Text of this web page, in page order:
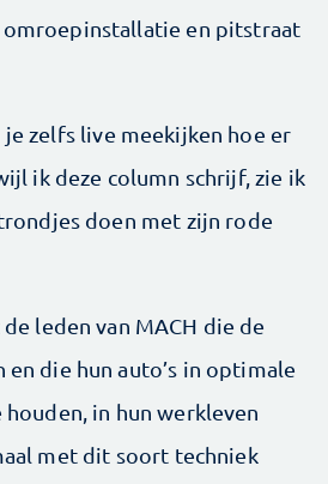
omroepinstallatie en pitstraat
je zelfs live meekijken hoe er
ik deze column schrijf, zie ik
doen met zijn rode
leden van MACH die de
en die hun auto’s in optimale
in hun werkleven
met dit soort techniek